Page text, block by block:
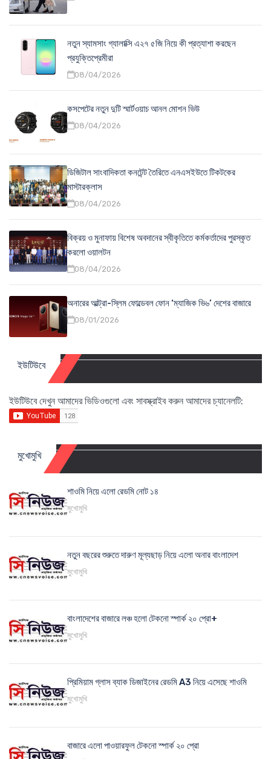
নতুন স্যামসাং গ্যালাক্সি এ২৭ ৫জি নিয়ে কী প্রত্যাশা করছেন
প্রযুক্তিপ্রেমীরা
08/04/2026
কসপেটের নতুন দুটি স্মার্টওয়াচ আনল মোশন ভিউ
08/04/2026
ডিজিটাল সাংবাদিকতা কনটেন্ট তৈরিতে এনএসইউতে টিকটকের
মাস্টারক্লাস
08/04/2026
বিক্রয় ও মুনাফায় বিশেষ অবদানের স্বীকৃতিতে কর্মকর্তাদের পুরস্কৃত
করলো ওয়ালটন
08/04/2026
অনারের আল্ট্রা-স্লিম ফোল্ডেবল ফোন ‘ম্যাজিক ভি৬’ দেশের বাজারে
08/01/2026
ইউটিউবে
ইউটিউবে দেখুন আমাদের ভিডিওগুলো এবং সাবস্ক্রাইব করুন আমাদের চ্যানেলটি:
মুখোমুখি
শাওমি নিয়ে এলো রেডমি নোট ১৪
মুখোমুখি
নতুন বছরের শুরুতে দারুণ মূল্যছাড় নিয়ে এলো অনার বাংলাদেশ
মুখোমুখি
বাংলাদেশের বাজারে লঞ্চ হলো টেকনো স্পার্ক ২০ প্রো+
মুখোমুখি
প্রিমিয়াম গ্লাস ব্যাক ডিজাইনের রেডমি A3 নিয়ে এসেছে শাওমি
মুখোমুখি
বাজারে এলো পাওয়ারফুল টেকনো স্পার্ক ২০ প্রো